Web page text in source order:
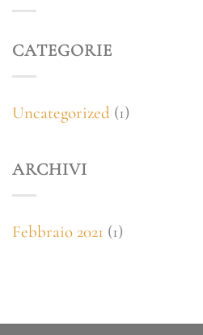
CATEGORIE
Uncategorized (1)
ARCHIVI
Febbraio 2021 (1)